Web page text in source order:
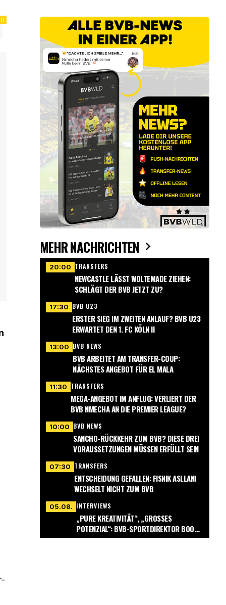
0
MEHR NACHRICHTEN
20:00 TRANSFERS
NEWCASTLE LÄSST WOLTEMADE ZIEHEN:
SCHLÄGT DER BVB JETZT ZU?
17:30 BVB U23
ERSTER SIEG IM ZWEITEN ANLAUF? BVB U23
ERWARTET DEN 1. FC KÖLN II
13:00 BVB NEWS
BVB ARBEITET AM TRANSFER-COUP:
NÄCHSTES ANGEBOT FÜR EL MALA
11:30 TRANSFERS
MEGA-ANGEBOT IM ANFLUG: VERLIERT DER
BVB NMECHA AN DIE PREMIER LEAGUE?
10:00 BVB NEWS
SANCHO-RÜCKKEHR ZUM BVB? DIESE DREI
VORAUSSETZUNGEN MÜSSEN ERFÜLLT SEIN
07:30 TRANSFERS
ENTSCHEIDUNG GEFALLEN: FISNIK ASLLANI
WECHSELT NICHT ZUM BVB
05.08. INTERVIEWS
„PURE KREATIVITÄT“, „GROSSES P
OTENZIAL“: BVB-SPORTDIREKTOR BOOK G
ERÄT INS SCHWÄRMEN